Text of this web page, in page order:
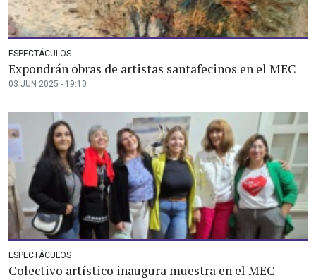
ESPECTÁCULOS
Expondrán obras de artistas santafecinos en el MEC
03 JUN 2025 - 19:10
ESPECTÁCULOS
Colectivo artístico inaugura muestra en el MEC